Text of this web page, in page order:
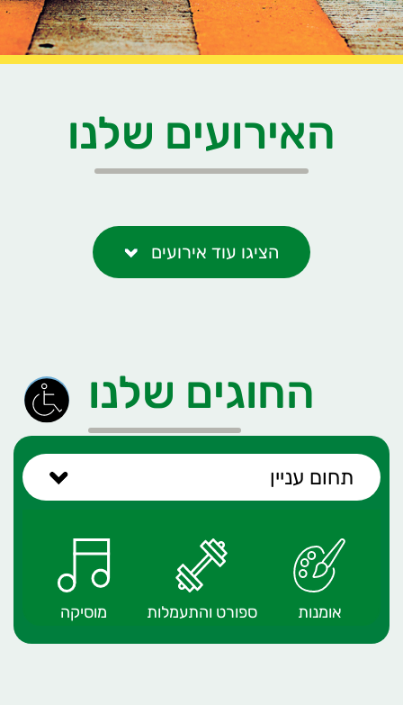
האירועים שלנו
הציגו עוד אירועים
החוגים שלנו
תחום עניין
אומנות ספורט והתעמלות מוסיקה